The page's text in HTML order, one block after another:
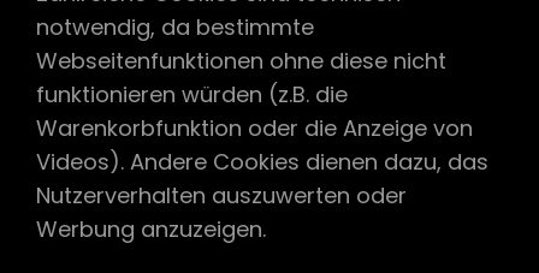
notwendig, da bestimmte
Webseitenfunktionen ohne diese nicht
funktionieren würden (z.B. die
Warenkorbfunktion oder die Anzeige von
Videos). Andere Cookies dienen dazu, das
Nutzerverhalten auszuwerten oder
Werbung anzuzeigen.